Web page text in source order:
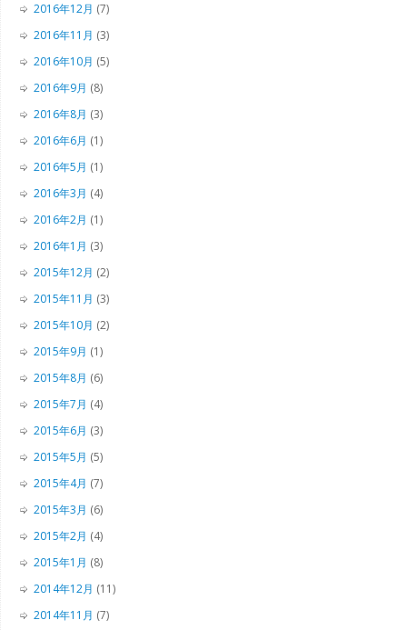
2016年12月 (7)
2016年11月 (3)
2016年10月 (5)
2016年9月 (8)
2016年8月 (3)
2016年6月 (1)
2016年5月 (1)
2016年3月 (4)
2016年2月 (1)
2016年1月 (3)
2015年12月 (2)
2015年11月 (3)
2015年10月 (2)
2015年9月 (1)
2015年8月 (6)
2015年7月 (4)
2015年6月 (3)
2015年5月 (5)
2015年4月 (7)
2015年3月 (6)
2015年2月 (4)
2015年1月 (8)
2014年12月 (11)
2014年11月 (7)